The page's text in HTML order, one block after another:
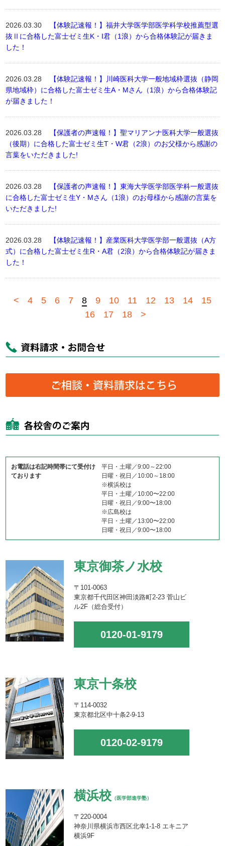
2026.03.30
【体験記速報！】福井大学医学部医学科学校推薦型選
抜Ⅱに合格した富士ゼミ生K・I君（1浪）から合格体験記が届きま
した！
2026.03.28
【体験記速報！】川崎医科大学一般地域枠選抜（静岡
県地域枠）に合格した富士ゼミ生A・Mさん（1浪）から合格体験記
が届きました！
2026.03.28
【保護者の声速報！】聖マリアンナ医科大学一般選抜
（後期）に合格した富士ゼミ生T・W君（2浪）のお父様から感謝の
言葉をいただきました!
2026.03.28
【保護者の声速報！】東海大学医学部医学科一般選抜
に合格した富士ゼミ生Y・Mさん（1浪）のお母様から感謝の言葉を
いただきました!
2026.03.28
【体験記速報！】産業医科大学医学部一般選抜（A方
式）に合格した富士ゼミ生R・A君（2浪）から合格体験記が届きま
した！
< 4 5 6 7 8 9 10 11 12 13 14
15
16
17 18 >
お電話は右記時間帯にて受付け
ております
平日・土曜／9:00～22:00
日曜・祝日／10:00～18:00
※横浜校は
平日・土曜／10:00〜22:00
日曜・祝日／9:00〜18:00
※広島校は
平日・土曜／13:00〜22:00
日曜・祝日／9:00〜18:00
東京御茶ノ水校
〒101-0063
東京都千代田区神田淡路町2-23 菅山ビ
ル2F（総合受付）
0120-01-9179
東京十条校
〒114-0032
東京都北区中十条2-9-13
0120-02-9179
横浜校 （医学部進学塾）
〒220-0004
神奈川県横浜市西区北幸1-1-8 エキニア
横浜9F